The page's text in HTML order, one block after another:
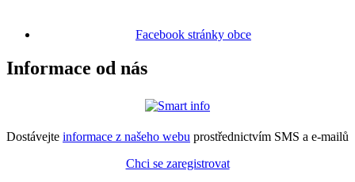
Facebook stránky obce
Informace od nás
Dostávejte informace z našeho webu prostřednictvím SMS a e-mailů
Chci se zaregistrovat